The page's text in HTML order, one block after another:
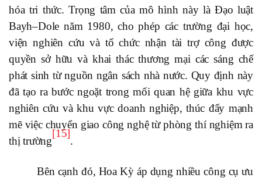
hóa tri thức. Trọng tâm của mô hình này là Đạo luật
Bayh–Dole năm 1980, cho phép các trường đại học,
viện nghiên cứu và tổ chức nhận tài trợ công được
quyền sở hữu và khai thác thương mại các sáng chế
phát sinh từ nguồn ngân sách nhà nước. Quy định này
đã tạo ra bước ngoặt trong mối quan hệ giữa khu vực
nghiên cứu và khu vực doanh nghiệp, thúc đẩy mạnh
mẽ việc chuyển giao công nghệ từ phòng thí nghiệm ra
thị trường
[15]
.
Bên cạnh đó, Hoa Kỳ áp dụng nhiều công cụ ưu